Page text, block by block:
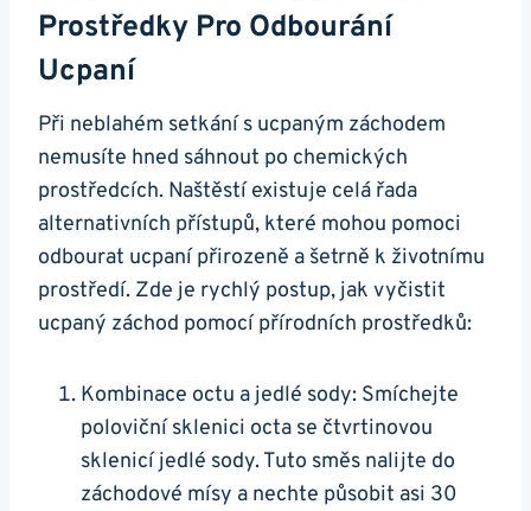
‌prostředky Pro Odbourání
Ucpaní
Při neblahém setkání s ucpaným záchodem
nemusíte hned sáhnout po chemických
⁢prostředcích. Naštěstí existuje celá řada​
alternativních přístupů, které‍ mohou pomoci
odbourat ucpaní přirozeně a šetrně k životnímu
prostředí. Zde je rychlý postup, jak vyčistit⁣
ucpaný záchod pomocí přírodních ‌prostředků:
Kombinace ‌octu a jedlé sody: Smíchejte
poloviční sklenici octa se čtvrtinovou
sklenicí jedlé sody.‌ Tuto směs nalijte do
záchodové mísy a nechte ⁣působit⁢ asi⁢ 30